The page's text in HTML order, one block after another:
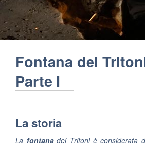
Fontana dei
Parte I
La storia
La fontanadei Tritoni è considerata